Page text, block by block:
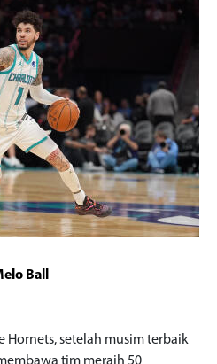
Ball
Hornets, setelah musim terbaik
tim meraih 50